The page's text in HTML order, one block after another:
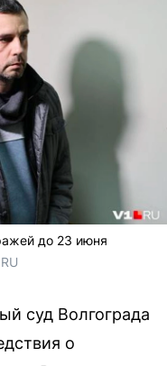
до 23 июня
суд Волгограда
о